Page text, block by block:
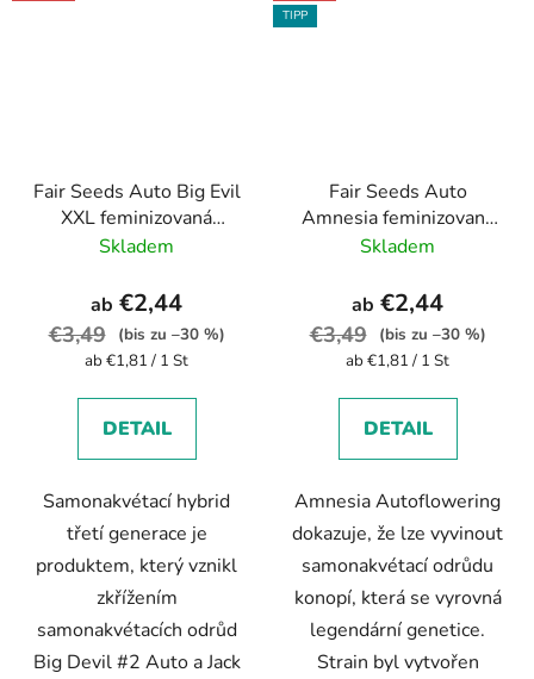
Fair Seeds Auto Big Evil
XXL feminizovaná
autoflowering
Skladem
ab €2,44
€3,49
(bis zu –30 %)
Verkaufspreis:
ab €1,81 / 1 St
DETAIL
Samonakvétací hybrid
třetí generace je
produktem, který vznikl
zkřížením
samonakvétacích odrůd
Big Devil #2 Auto a Jack
TIPP
Fair Seeds Auto
Amnesia feminizovaná
autoflowering
Skladem
ab €2,44
€3,49
(bis zu –30 %)
Verkaufspreis:
ab €1,81 / 1 St
DETAIL
Amnesia Autoflowering
dokazuje, že lze vyvinout
samonakvétací odrůdu
konopí, která se vyrovná
legendární genetice.
Strain byl vytvořen